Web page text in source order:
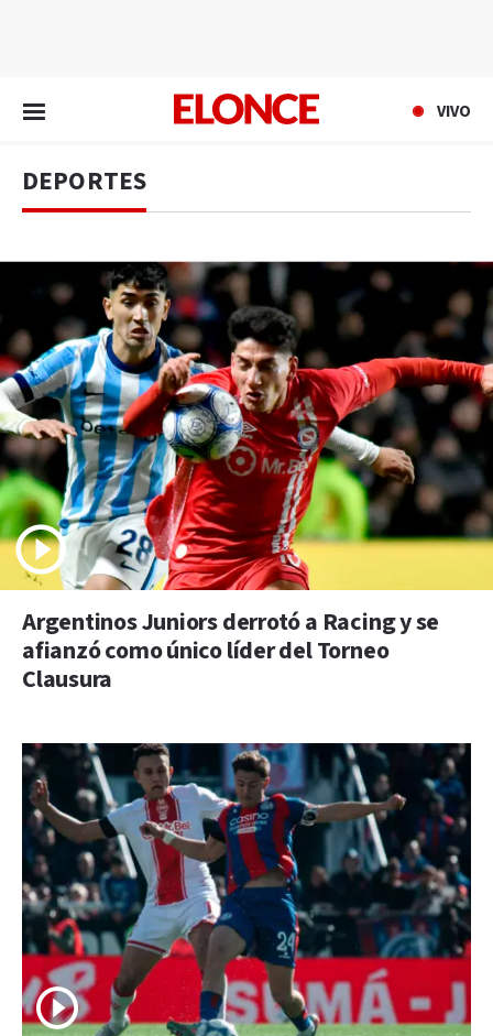
VIVO
DEPORTES
Argentinos Juniors derrotó a Racing y se
afianzó como único líder del Torneo
Clausura